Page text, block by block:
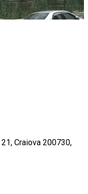
Craiova 200730,